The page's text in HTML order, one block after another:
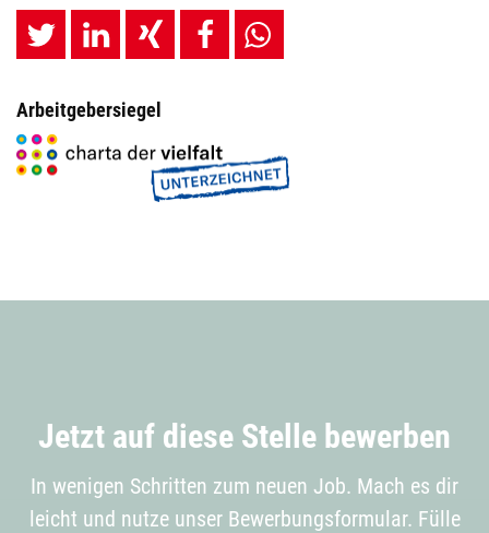
Arbeitgebersiegel
Jetzt auf diese Stelle bewerben
In wenigen Schritten zum neuen Job. Mach es dir
leicht und nutze unser Bewerbungsformular. Fülle